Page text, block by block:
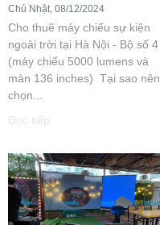
Chủ Nhật, 08/12/2024
Cho thuê máy chiếu sự kiện
ngoài trời tại Hà Nội - Bộ số 4
(máy chiếu 5000 lumens và
màn 136 inches) Tại sao nên
chọn...
Đọc tiếp